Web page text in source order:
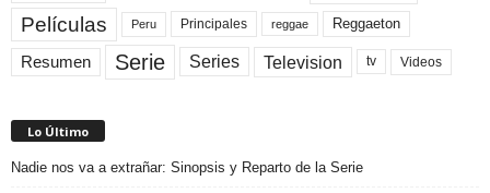
Películas Peru Principales reggae Reggaeton
Resumen Serie Series Television tv Videos
Lo Último
Nadie nos va a extrañar: Sinopsis y Reparto de la Serie